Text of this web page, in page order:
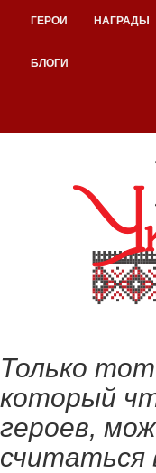
ГЕРОИ НАГРАДЫ
БЛОГИ
Только
который
героев,
считаться